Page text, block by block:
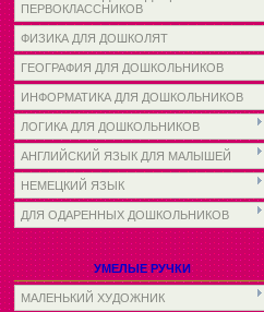
ПЕРВОКЛАССНИКОВ
ФИЗИКА ДЛЯ ДОШКОЛЯТ
ГЕОГРАФИЯ ДЛЯ ДОШКОЛЬНИКОВ
ИНФОРМАТИКА ДЛЯ ДОШКОЛЬНИКОВ
ЛОГИКА ДЛЯ ДОШКОЛЬНИКОВ
АНГЛИЙСКИЙ ЯЗЫК ДЛЯ МАЛЫШЕЙ
НЕМЕЦКИЙ ЯЗЫК
ДЛЯ ОДАРЕННЫХ ДОШКОЛЬНИКОВ
УМЕЛЫЕ РУЧКИ
МАЛЕНЬКИЙ ХУДОЖНИК